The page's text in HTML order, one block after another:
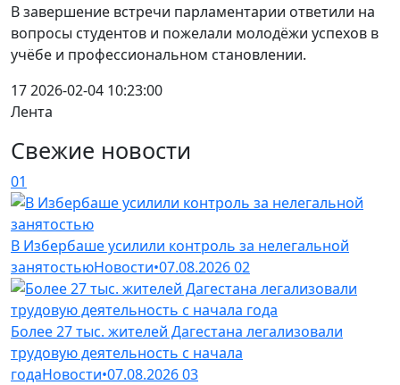
В завершение встречи парламентарии ответили на
вопросы студентов и пожелали молодёжи успехов в
учёбе и профессиональном становлении.
172026-02-04 10:23:00
Лента
Свежие новости
01
В Избербаше усилили контроль за нелегальной
занятостьюНовости•07.08.202602
Более 27 тыс. жителей Дагестана легализовали
трудовую деятельность с начала
годаНовости•07.08.202603